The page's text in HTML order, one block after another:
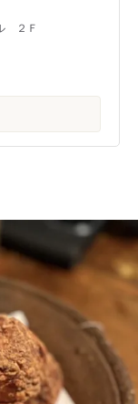
２Ｆ